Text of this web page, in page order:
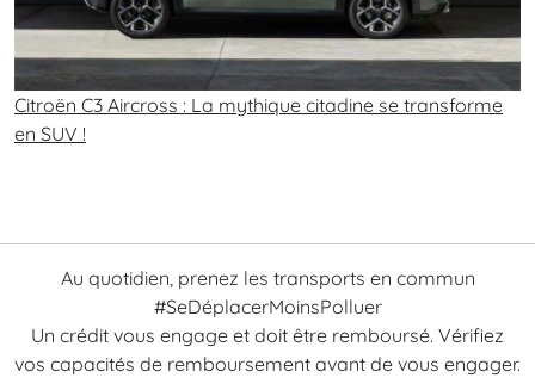
Citroën C3 Aircross : La mythique citadine se transforme
en SUV !
Au quotidien, prenez les transports en commun
#SeDéplacerMoinsPolluer
Un crédit vous engage et doit être remboursé. Vérifiez
vos capacités de remboursement avant de vous engager.